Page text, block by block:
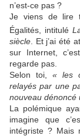
n’est-ce pas ?
Je viens de lire
Égalités, intitulé
siècle . Et j’ai été
sur Internet,
regarde pas.
Selon toi, « les
relayés par une
nouveau dénoncé
La polémique
imagine que
intégriste ? Mais